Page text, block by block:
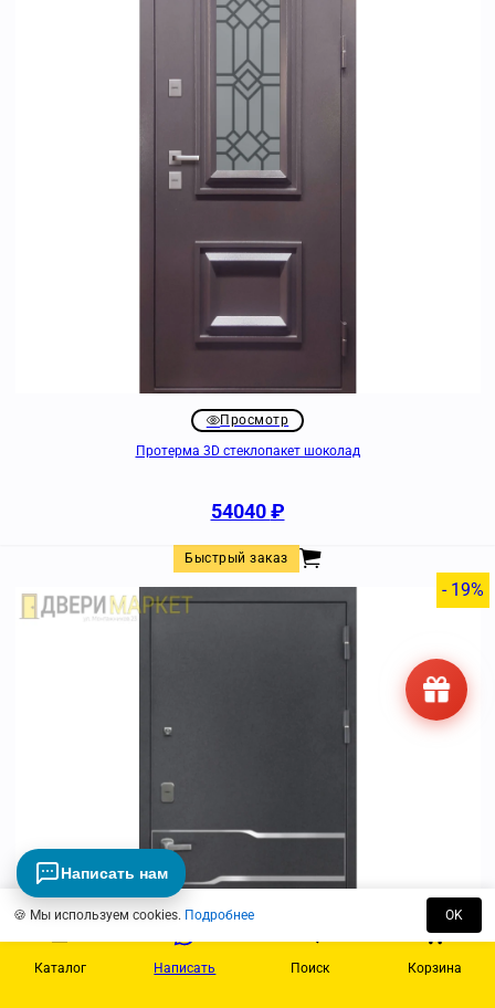
Просмотр
Протерма 3D стеклопакет шоколад
54040₽
Быстрый заказ
- 19%
Каталог Написать Поиск Корзина
🍪 Мы используем cookies. Подробнее OK
Написать нам